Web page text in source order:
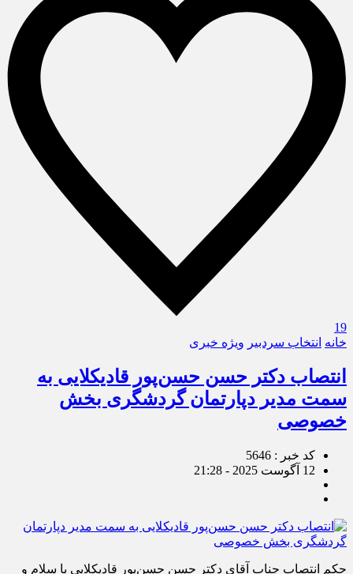
19
خانه انتخاب سردبیر ویژه خبری
انتصاب دکتر حسن حسن‌پور قادیکلایی به
سمت مدیر دپارتمان گردشگری بخش
خصوصی
کد خبر : 5646
12 آگوست 2025 - 21:28
حکم انتصاب جناب آقای دکتر حسن حسن‌پور قادیکلایی با سلام و